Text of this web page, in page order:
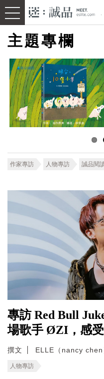
主題專欄
作家專訪 人物專訪 誠品閱
專訪 Red Bull
場歌手 ØZI，感
撰文 ELLE（nancy chen
人物專訪